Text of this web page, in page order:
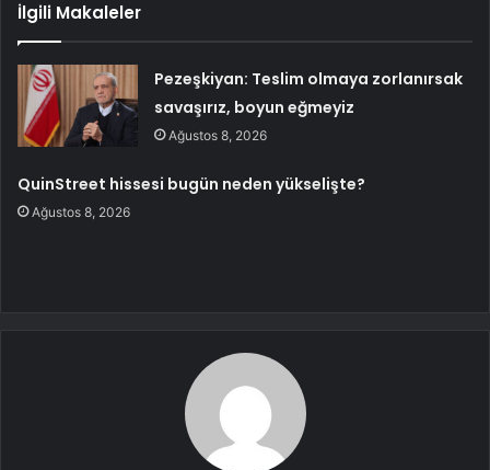
İlgili Makaleler
Pezeşkiyan: Teslim olmaya zorlanırsak
savaşırız, boyun eğmeyiz
Ağustos 8, 2026
QuinStreet hissesi bugün neden yükselişte?
Ağustos 8, 2026